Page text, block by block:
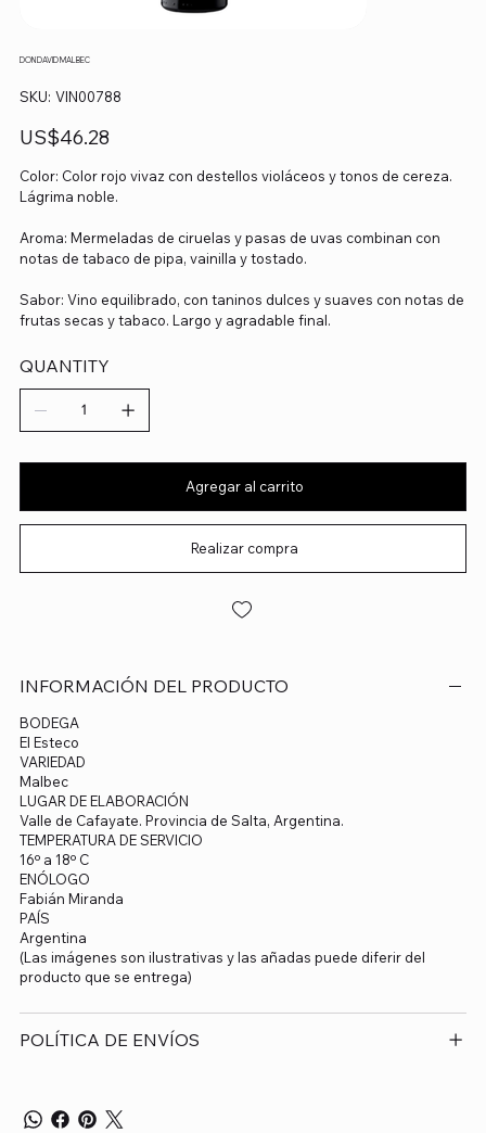
DON DAVID MALBEC
SKU: SKU
VIN00788
VIN00788
Precio
US$46.28
Color: Color rojo vivaz con destellos violáceos y tonos de cereza.
Lágrima noble.
Aroma: Mermeladas de ciruelas y pasas de uvas combinan con
notas de tabaco de pipa, vainilla y tostado.
Sabor: Vino equilibrado, con taninos dulces y suaves con notas de
frutas secas y tabaco. Largo y agradable final.
QUANTITY
Agregar al carrito
Realizar compra
INFORMACIÓN DEL PRODUCTO
BODEGA
El Esteco
VARIEDAD
Malbec
LUGAR DE ELABORACIÓN
Valle de Cafayate. Provincia de Salta, Argentina.
TEMPERATURA DE SERVICIO
16º a 18º C
ENÓLOGO
Fabián Miranda
PAÍS
Argentina
(Las imágenes son ilustrativas y las añadas puede diferir del
producto que se entrega)
POLÍTICA DE ENVÍOS